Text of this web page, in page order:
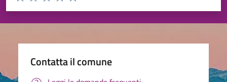
Valuta 5 stelle su 5
Valuta 4 stelle su 5
Valuta 3 stelle su 5
Valuta 2 stelle su 5
Valuta 1 stelle su 5
Contatta il comune